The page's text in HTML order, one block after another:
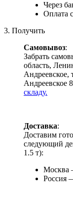
Через
Оплата
3. Получить
Самовывоз:
Забрать
область,
Андреевское,
Андреевское
складу.
Доставка:
Доставим
следующий
1.5 т):
Москва
Россия